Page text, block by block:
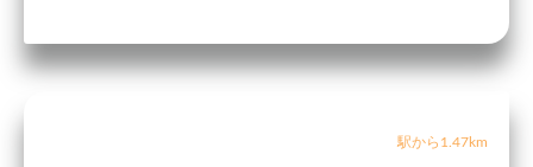
駅から1.47km